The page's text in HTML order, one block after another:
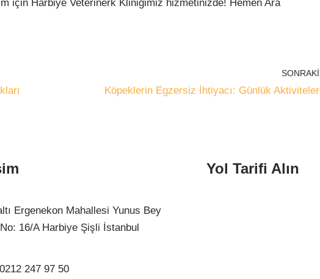
için Harbiye Veterinerk Kliniğimiz hizmetinizde! Hemen Ara
SONRAKI
Köpeklerin Egzersiz İhtiyacı: Günlük Aktiviteler
Ergenekon Mahallesi Yunus Bey
16/A Harbiye Şişli İstanbul
0212 247 97 50
Yol Tarifi Alın